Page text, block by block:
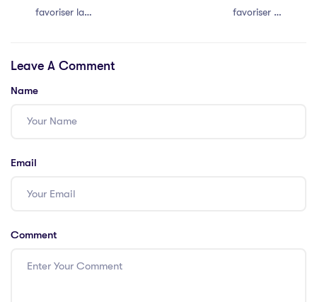
favoriser la
de votre équipe
favoriser la
Leave A Comment
Name
Email
Comment